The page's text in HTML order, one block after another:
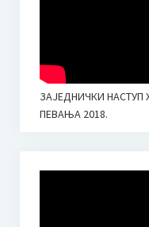
ЗАЈЕДНИЧКИ
ПЕВАЊА 2018.